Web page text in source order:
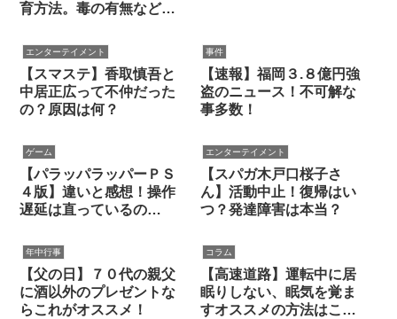
育方法。毒の有無など徹
エンターテイメント
【スマステ】香取慎吾と
中居正広って不仲だった
の？原因は何？
事件
【速報】福岡３.８億円強
盗のニュース！不可解な
事多数！
ゲーム
【パラッパラッパーＰＳ
４版】違いと感想！操作
遅延は直っているの
エンターテイメント
【スパガ木戸口桜子さ
ん】活動中止！復帰はい
つ？発達障害は本当？
年中行事
【父の日】７０代の親父
に酒以外のプレゼントな
らこれがオススメ！
コラム
【高速道路】運転中に居
眠りしない、眠気を覚ま
すオススメの方法はこ